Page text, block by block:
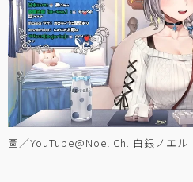
圖／YouTube@Noel Ch. 白銀ノエル